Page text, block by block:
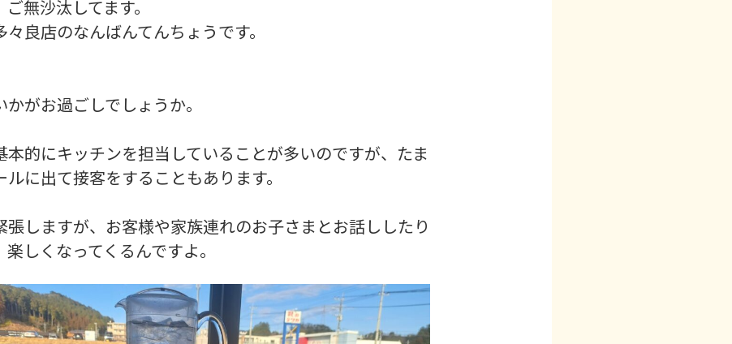
無沙汰してます。
々良店のなんばんてんちょうです。
かがお過ごしでしょうか。
本的にキッチンを担当していることが多いのですが、たま
ルに出て接客をすることもあります。
張しますが、お客様や家族連れのお子さまとお話ししたり
楽しくなってくるんですよ。